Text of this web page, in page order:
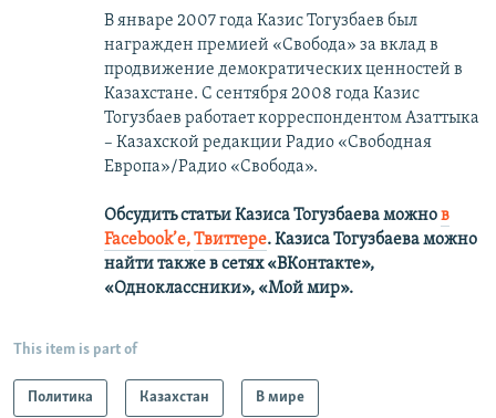
В январе 2007 года Казис Тогузбаев был
награжден премией «Свобода» за вклад в
продвижение демократических ценностей в
Казахстане. С сентября 2008 года Казис
Тогузбаев работает корреспондентом Азаттыка
– Казахской редакции Радио «Свободная
Европа»/Радио «Свобода».
Обсудить статьи Казиса Тогузбаева можнов
Facebook’е,Твиттере.Казиса Тогузбаева можно
найти также в сетях«ВКонтакте»,
«Одноклассники», «Мой мир».
This item is part of
Политика Казахстан В мире